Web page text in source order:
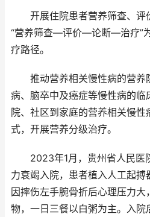
开展住院患者营养筛查、评
“营养筛查—评价—论断—治疗”
疗路径。
推动营养相关慢性病的营养
病、脑卒中及癌症等慢性病的临
院、社区到家庭的营养相关慢
式，开展营养分级治疗。
2023年1月，贵州省人民医
力衰竭入院，患者植入人工起
因摔伤左手腕骨折后心理压力
物，一日三餐以白粥为主。入